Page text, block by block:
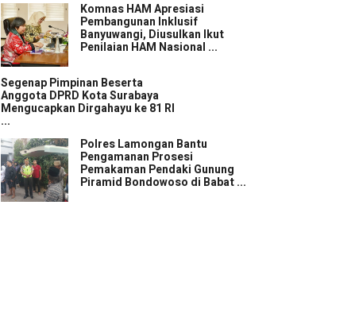
Komnas HAM Apresiasi
Pembangunan Inklusif
Banyuwangi, Diusulkan Ikut
Penilaian HAM Nasional ...
Segenap Pimpinan Beserta
Anggota DPRD Kota Surabaya
Mengucapkan Dirgahayu ke 81 RI
...
Polres Lamongan Bantu
Pengamanan Prosesi
Pemakaman Pendaki Gunung
Piramid Bondowoso di Babat ...